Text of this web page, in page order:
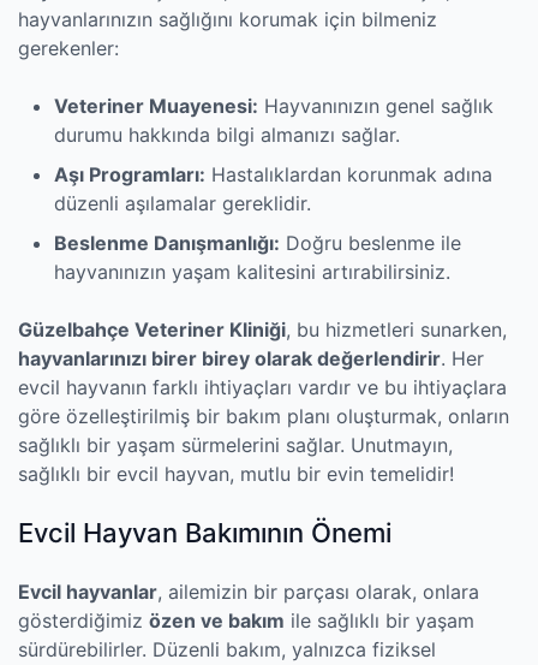
hayvanlarınızın sağlığını korumak için bilmeniz
gerekenler:
Veteriner Muayenesi: Hayvanınızın genel sağlık
durumu hakkında bilgi almanızı sağlar.
Aşı Programları: Hastalıklardan korunmak adına
düzenli aşılamalar gereklidir.
Beslenme Danışmanlığı: Doğru beslenme ile
hayvanınızın yaşam kalitesini artırabilirsiniz.
Güzelbahçe Veteriner Kliniği, bu hizmetleri sunarken,
hayvanlarınızı birer birey olarak değerlendirir. Her
evcil hayvanın farklı ihtiyaçları vardır ve bu ihtiyaçlara
göre özelleştirilmiş bir bakım planı oluşturmak, onların
sağlıklı bir yaşam sürmelerini sağlar. Unutmayın,
sağlıklı bir evcil hayvan, mutlu bir evin temelidir!
Evcil Hayvan Bakımının Önemi
Evcil hayvanlar, ailemizin bir parçası olarak, onlara
gösterdiğimiz özen ve bakım ile sağlıklı bir yaşam
sürdürebilirler. Düzenli bakım, yalnızca fiziksel